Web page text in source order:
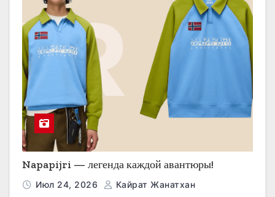
Napapijri — легенда каждой авантюры!
Июл 24, 2026 Кайрат Жанатхан